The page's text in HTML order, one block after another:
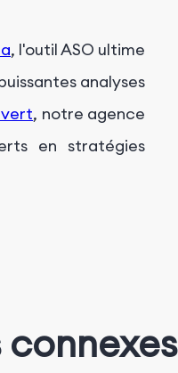
, l'outil ASO ultime
analyses
, notre agence
en stratégies
connexes